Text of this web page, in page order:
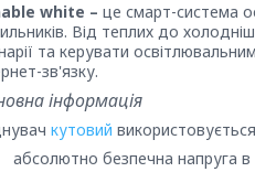
white – це смарт-система
Від теплих до
та керувати
зв'язку.
інформація
кутовий
абсолютно безпечна напруга в